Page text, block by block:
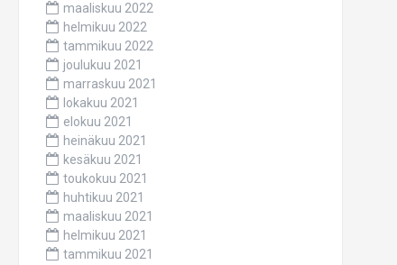
maaliskuu 2022
helmikuu 2022
tammikuu 2022
joulukuu 2021
marraskuu 2021
lokakuu 2021
elokuu 2021
heinäkuu 2021
kesäkuu 2021
toukokuu 2021
huhtikuu 2021
maaliskuu 2021
helmikuu 2021
tammikuu 2021